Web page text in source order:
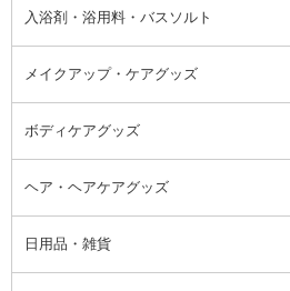
顔用マッサージ料
脱毛・除毛ケア
その他シャンプー・ヘアケア・ヘ
アスタイリング
ジェルネイル
リムーバー・除光液
香水・ヘアフレグランス全て
フレグランスミスト
その他香水・ヘアフレグランス
入浴剤・浴用料・バスソルト
入浴剤・浴用料・バスソルト全て
バスソルト
メイクアップ・ケアグッズ
メイクアップ・ケアグッズ全て
コットン・綿棒
洗顔グッズ
ボディケアグッズ
ボディケアグッズ全て
マッサージ・ボディケアグッズ
ヘア・ヘアケアグッズ
ヘア・ヘアケアグッズ全て
日用品・雑貨